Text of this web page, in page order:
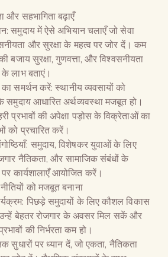
सहभागिता बढ़ाएँ
समुदाय में ऐसे अभियान चलाएँ जो सेवा
और सुरक्षा के महत्व पर जोर दें। कम
बजाय सुरक्षा, गुणवत्ता, और विश्वसनीयता
लाभ बताएं।
समर्थन करें: स्थानीय व्यवसायों को
समुदाय आधारित अर्थव्यवस्था मजबूत हो।
प्रभावों की अपेक्षा पड़ोस के विक्रेताओं का
को प्रचारित करें।
समुदाय, विशेषकर युवाओं के लिए
नैतिकता, और सामाजिक संबंधों के
कार्यशालाएँ आयोजित करें।
को मजबूत बनाना
पिछड़े समुदायों के लिए कौशल विकास
बेहतर रोजगार के अवसर मिल सकें और
की निर्भरता कम हो।
सुधारों पर ध्यान दें, जो एकता, नैतिकता